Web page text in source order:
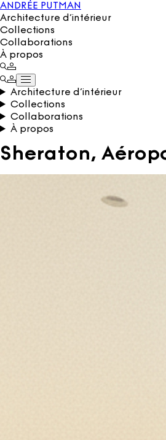
ANDRÉE PUTMAN
Architecture d’intérieur
Collections
Collaborations
À propos
Architecture d’intérieur
Collections
Collaborations
À propos
Sheraton,